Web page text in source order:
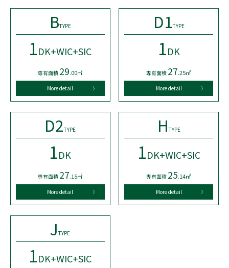
BTYPE
1DK+WIC+SIC
専有面積 29.00㎡
More detail
D1TYPE
1DK
専有面積 27.25㎡
More detail
D2TYPE
1DK
専有面積 27.15㎡
More detail
HTYPE
1DK+WIC+SIC
専有面積 25.14㎡
More detail
JTYPE
1DK+WIC+SIC